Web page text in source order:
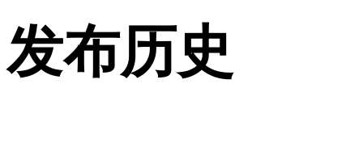
发布历史